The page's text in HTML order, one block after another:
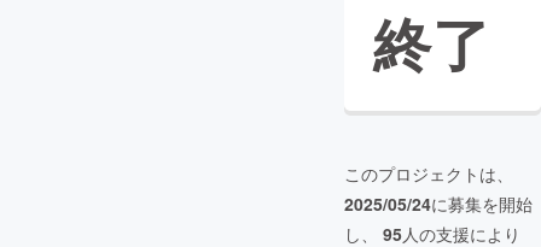
終了
このプロジェクトは、
2025/05/24に募集を開始
し、 95人の支援により